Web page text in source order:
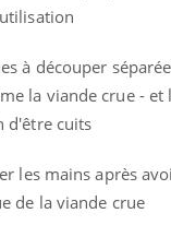
à découper
la viande crue - et
d'être cuits
les mains après
de la viande crue